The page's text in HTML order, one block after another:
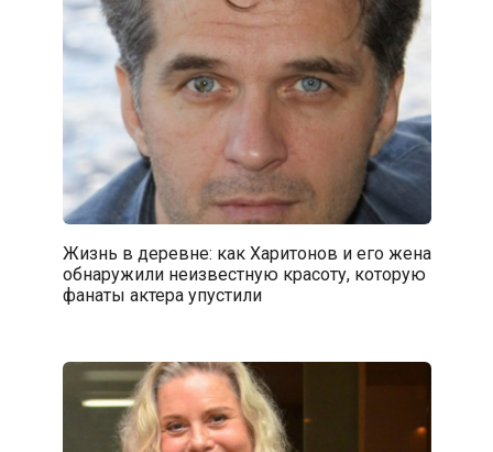
Жизнь в деревне: как Харитонов и его жена
обнаружили неизвестную красоту, которую
фанаты актера упустили